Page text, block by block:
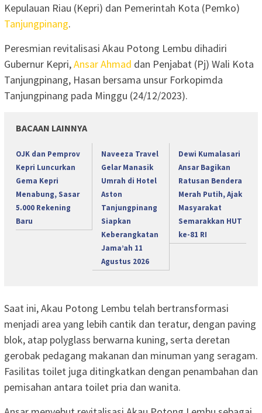
Kepulauan Riau (Kepri) dan Pemerintah Kota (Pemko)
Tanjungpinang.
Peresmian revitalisasi Akau Potong Lembu dihadiri
Gubernur Kepri,Ansar Ahmad dan Penjabat (Pj) Wali Kota
Tanjungpinang, Hasan bersama unsur Forkopimda
Tanjungpinang pada Minggu (24/12/2023).
BACAAN LAINNYA
OJK dan Pemprov
Kepri Luncurkan
Gema Kepri
Menabung, Sasar
5.000 Rekening
Baru
Naveeza Travel
Gelar Manasik
Umrah di Hotel
Aston
Tanjungpinang
Siapkan
Keberangkatan
Jama’ah 11
Agustus 2026
Dewi Kumalasari
Ansar Bagikan
Ratusan Bendera
Merah Putih, Ajak
Masyarakat
Semarakkan HUT
ke-81 RI
Saat ini, Akau Potong Lembu telah bertransformasi
menjadi area yang lebih cantik dan teratur, dengan paving
blok, atap polyglass berwarna kuning, serta deretan
gerobak pedagang makanan dan minuman yang seragam.
Fasilitas toilet juga ditingkatkan dengan penambahan dan
pemisahan antara toilet pria dan wanita.